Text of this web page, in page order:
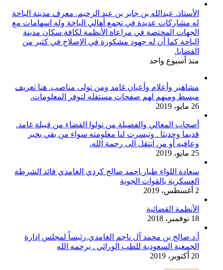
الأستاذ. عبدالله بن جابر بن عبد الرحيم. معرف مدينة الباحة
له مشاركات عديدة في تجمع أهالي الباحة وله اسهامات مع
الجهات المختصة في مراعاة الأنظمة لكافة سكان مدينة
الباحة كما أن له جهود مشكورة في الإصلاح في كثير من
القضايا.
منذ أسبوع واحد
مشاهير وأعلام وأعيان غامد ومن تولى مناصب. هنا تعريف
مبسط ومنهم لهم صفحات مستقله لتوفر المعلومات.
26 مايو، 2019
أصحاب المعالي والفضيلة من تولوا القضاء من قبيلة غامد.
قديما وحديثا . وتيسرت لنا معلومته سواء من بقي بخير
وعافيه أو من انتقل الى رحمة الله.
25 مايو، 2019
سعادة اللواء طيار.احمد صالح كردي الغامدي قائد الشرطة
العسكرية بالقوات الجوية
2 أغسطس، 2019
الأنظمة القضائية
18 نوفمبر، 2018
أ.د.صالح بن محمد آل ناجم الغامدي.رئيساً لمجلس إدارة
الجمعية السعودية للطب الوراثي . يرحمه الله
20 أكتوبر، 2019